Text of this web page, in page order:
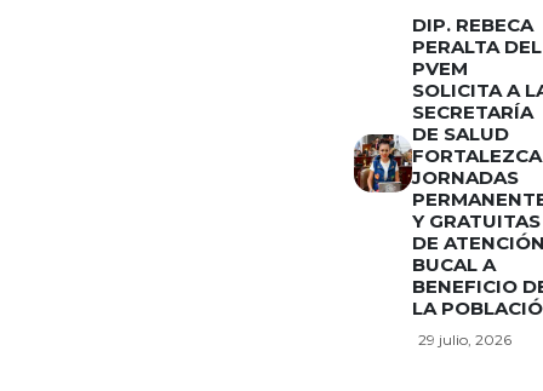
DIP. REBECA
PERALTA DEL
PVEM
SOLICITA A
SECRETARÍA
DE SALUD
FORTALEZCA
JORNADAS
Y GRATUITAS
DE
BUCAL A
BENEFICIO
LA
29 julio, 2026